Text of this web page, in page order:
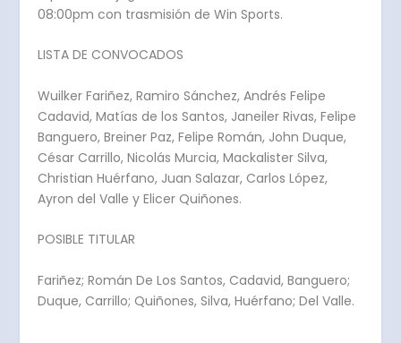
08:00pm con trasmisión de Win Sports.
LISTA DE CONVOCADOS
Wuilker Fariñez, Ramiro Sánchez, Andrés Felipe
Cadavid, Matías de los Santos, Janeiler Rivas, Felipe
Banguero, Breiner Paz, Felipe Román, John Duque,
César Carrillo, Nicolás Murcia, Mackalister Silva,
Christian Huérfano, Juan Salazar, Carlos López,
Ayron del Valle y Elicer Quiñones.
POSIBLE TITULAR
Fariñez; Román De Los Santos, Cadavid, Banguero;
Duque, Carrillo; Quiñones, Silva, Huérfano; Del Valle.